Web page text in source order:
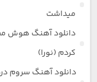
میداشت
دانلود آهنگ هوش
کردم (نورا)
دانلود آهنگ سروم